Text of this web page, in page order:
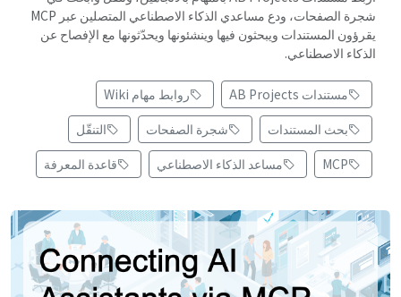
شجرة الصفحات، ودع مساعدي الذكاء الاصطناعي المتصلين عبر MCP
يقرؤون المستندات ويبحثون فيها وينشئونها ويحدّثونها مع الإفصاح عن
الذكاء الاصطناعي.
مستندات AB Projects
روابط مهام Wiki
بحث المستندات
شجرة الصفحات
التنقّل
MCP
مساعد الذكاء الاصطناعي قاعدة المعرفة